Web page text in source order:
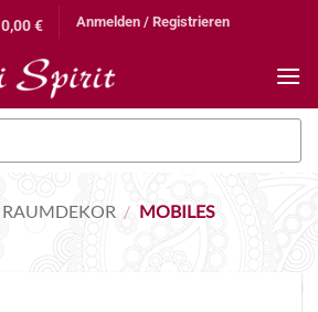
0,00€ Anmelden / Registrieren
RAUMDEKOR / MOBILES